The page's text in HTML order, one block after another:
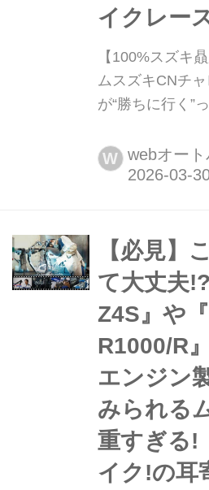
イクレー
【100%スズキ
ムスズキCNチ
が“勝ちに行く”
う予感...... 【
クレース 20261
2026年はどうな
ろになりそうな
W webオート
【必見】
て大丈夫
Z4S』や
R1000/R
エンジン
みられる
重すぎる!
イク!の耳